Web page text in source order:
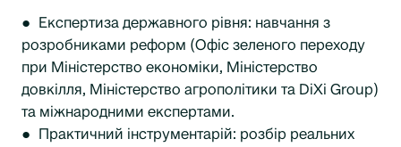
● Експертиза державного рівня: навчання з
розробниками реформ (Офіс зеленого переходу
при Міністерство економіки, Міністерство
довкілля, Міністерство агрополітики та DiXi Group)
та міжнародними експертами.
● Практичний інструментарій: розбір реальних